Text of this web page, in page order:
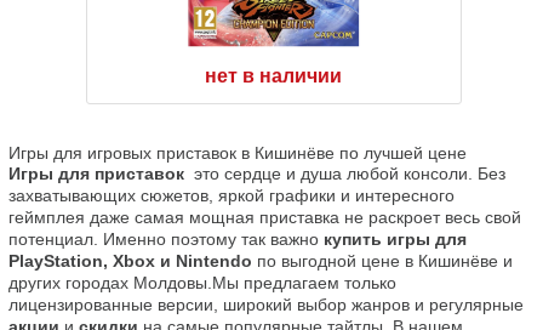
нет в наличии
Игры для игровых приставок в Кишинёве по лучшей цене
Игры для приставок
  это сердце и душа любой консоли. Без
захватывающих сюжетов, яркой графики и интересного
геймплея даже самая мощная приставка не раскроет весь свой
потенциал. Именно поэтому так важно купить игры для
PlayStation, Xbox и Nintendo по выгодной цене в Кишинёве и
других городах Молдовы.Мы предлагаем только